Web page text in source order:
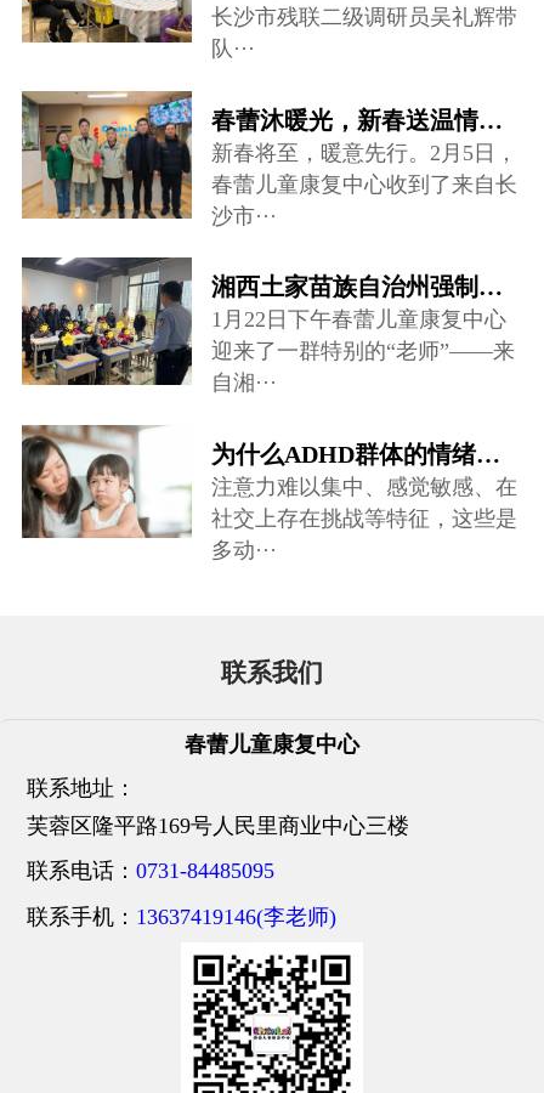
长沙市残联二级调研员吴礼辉带
队···
春蕾沐暖光，新春送温情——爱心慰问走进儿童康复中心
新春将至，暖意先行。2月5日，
春蕾儿童康复中心收到了来自长
沙市···
湘西土家苗族自治州强制隔离戒毒所禁毒宣讲团队来到春蕾儿童康复中心···
1月22日下午春蕾儿童康复中心
迎来了一群特别的“老师”——来
自湘···
为什么ADHD群体的情绪调节存在很大困难？
注意力难以集中、感觉敏感、在
社交上存在挑战等特征，这些是
多动···
联系我们
春蕾儿童康复中心
联系地址：
芙蓉区隆平路169号人民里商业中心三楼
联系电话：0731-84485095
联系手机： 13637419146(李老师)